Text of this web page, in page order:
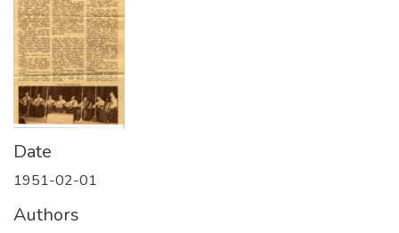
Date
1951-02-01
Authors